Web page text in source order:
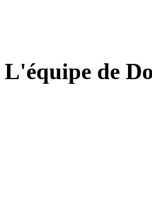
L'équipe de